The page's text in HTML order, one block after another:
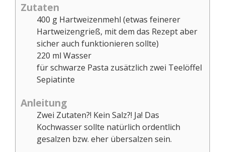
Zutaten
400 g Hartweizenmehl (etwas feinerer
Hartweizengrieß, mit dem das Rezept aber
sicher auch funktionieren sollte)
220 ml Wasser
für schwarze Pasta zusätzlich zwei Teelöffel
Sepiatinte
Anleitung
Zwei Zutaten?! Kein Salz?! Ja! Das
Kochwasser sollte natürlich ordentlich
gesalzen bzw. eher übersalzen sein.